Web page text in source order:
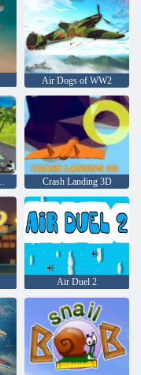
Air Dogs of WW2
Crash Landing 3D
Air Duel 2